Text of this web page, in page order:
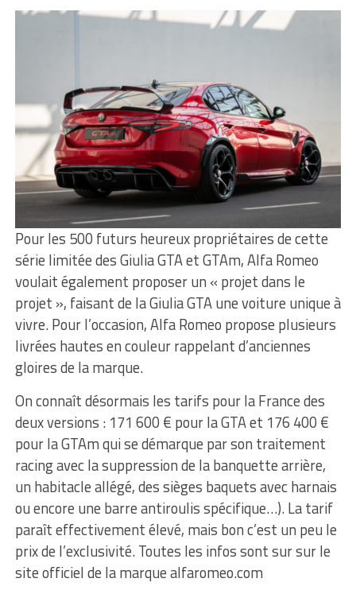
Pour les 500 futurs heureux propriétaires de cette
série limitée des Giulia GTA et GTAm, Alfa Romeo
voulait également proposer un « projet dans le
projet », faisant de la Giulia GTA une voiture unique à
vivre. Pour l’occasion, Alfa Romeo propose plusieurs
livrées hautes en couleur rappelant d’anciennes
gloires de la marque.
On connaît désormais les tarifs pour la France des
deux versions : 171 600 € pour la GTA et 176 400 €
pour la GTAm qui se démarque par son traitement
racing avec la suppression de la banquette arrière,
un habitacle allégé, des sièges baquets avec harnais
ou encore une barre antiroulis spécifique…). La tarif
paraît effectivement élevé, mais bon c’est un peu le
prix de l’exclusivité. Toutes les infos sont sur sur le
site officiel de la marque alfaromeo.com